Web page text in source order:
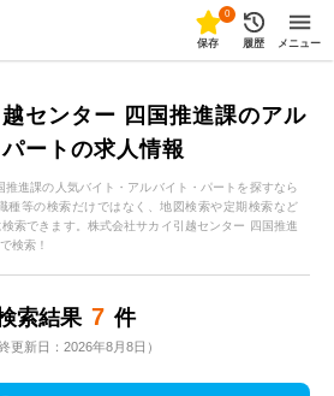
0
保存 履歴 メニュー
センター 四国推進課のアル
ートの求人情報
進課の人気バイト・アルバイト・パートを探すなら
種等の検索だけではなく、地図検索や定期検索など
索できます。株式会社サカイ引越センター 四国推進
検索！
索結果 7 件
更新日：2026年8月8日）